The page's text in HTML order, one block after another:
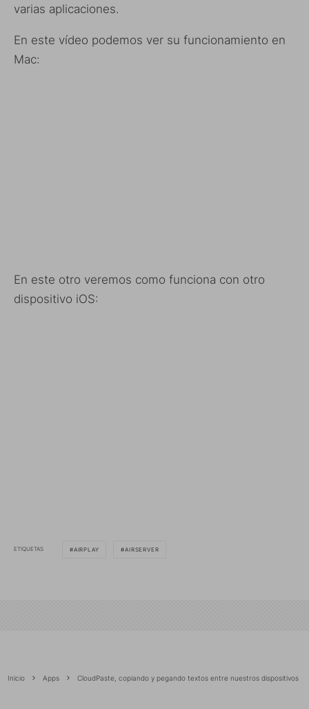
varias aplicaciones.
En este vídeo podemos ver su funcionamiento en
Mac:
En este otro veremos como funciona con otro
dispositivo iOS:
ETIQUETAS AIRPLAY AIRSERVER
Inicio Apps CloudPaste, copiando y pegando textos entre nuestros dispositivos